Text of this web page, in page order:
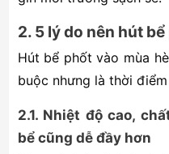
2. 5 lý do nên hút
Hút bể phốt vào mùa
buộc nhưng là thời
2.1. Nhiệt độ cao,
bể cũng dễ đầy hơn